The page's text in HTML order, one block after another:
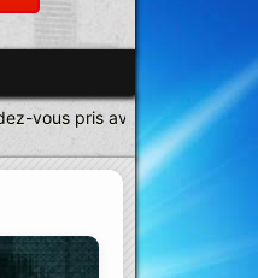
pris avec une équipe